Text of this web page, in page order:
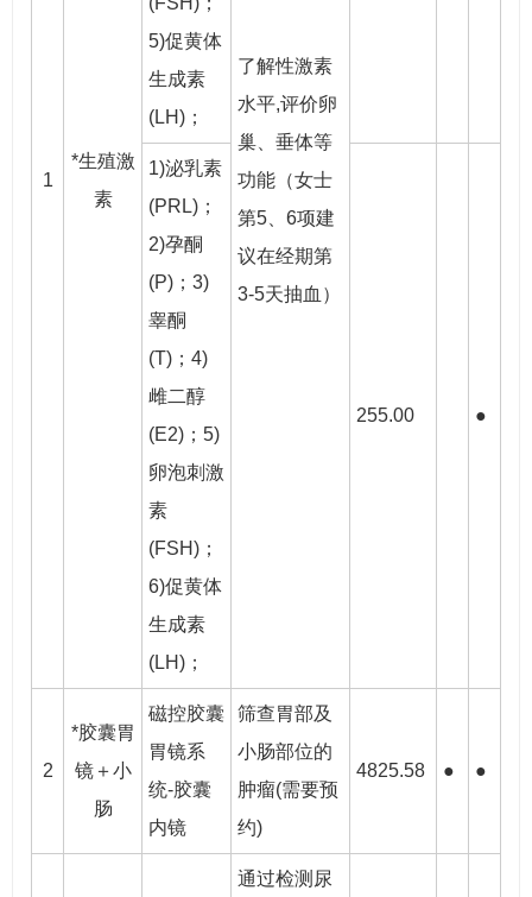
1
*生殖激
素
5)促黄体
生成素
(LH)；
了解性激素
水平,评价卵
巢、垂体等
功能（女士
第5、6项建
议在经期第
3-5天抽血）
1)泌乳素
(PRL)；
2)孕酮
(P)；3)
睾酮
(T)；4)
雌二醇
(E2)；5)
卵泡刺激
素
(FSH)；
6)促黄体
生成素
(LH)；
255.00 ●
2
*胶囊胃
镜＋小
肠
磁控胶囊
胃镜系
统-胶囊
内镜
筛查胃部及
小肠部位的
肿瘤(需要预
约)
4825.58 ● ●
通过检测尿